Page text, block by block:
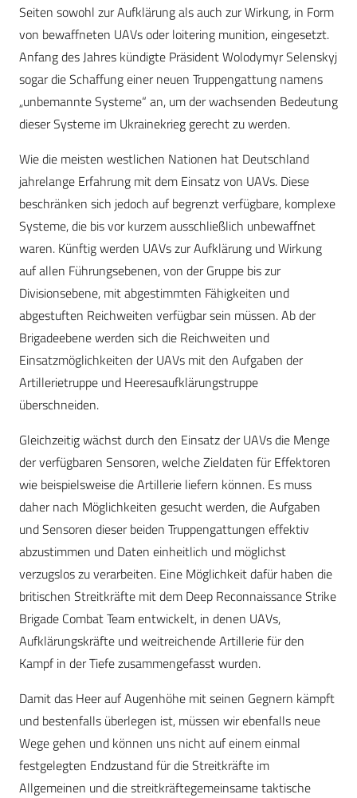
Seiten sowohl zur Aufklärung als auch zur Wirkung, in Form
von bewaffneten UAVs oder loitering munition, eingesetzt.
Anfang des Jahres kündigte Präsident Wolodymyr Selenskyj
sogar die Schaffung einer neuen Truppengattung namens
„unbemannte Systeme“ an, um der wachsenden Bedeutung
dieser Systeme im Ukrainekrieg gerecht zu werden.
Wie die meisten westlichen Nationen hat Deutschland
jahrelange Erfahrung mit dem Einsatz von UAVs. Diese
beschränken sich jedoch auf begrenzt verfügbare, komplexe
Systeme, die bis vor kurzem ausschließlich unbewaffnet
waren. Künftig werden UAVs zur Aufklärung und Wirkung
auf allen Führungsebenen, von der Gruppe bis zur
Divisionsebene, mit abgestimmten Fähigkeiten und
abgestuften Reichweiten verfügbar sein müssen. Ab der
Brigadeebene werden sich die Reichweiten und
Einsatzmöglichkeiten der UAVs mit den Aufgaben der
Artillerietruppe und Heeresaufklärungstruppe
überschneiden.
Gleichzeitig wächst durch den Einsatz der UAVs die Menge
der verfügbaren Sensoren, welche Zieldaten für Effektoren
wie beispielsweise die Artillerie liefern können. Es muss
daher nach Möglichkeiten gesucht werden, die Aufgaben
und Sensoren dieser beiden Truppengattungen effektiv
abzustimmen und Daten einheitlich und möglichst
verzugslos zu verarbeiten. Eine Möglichkeit dafür haben die
britischen Streitkräfte mit dem Deep Reconnaissance Strike
Brigade Combat Team entwickelt, in denen UAVs,
Aufklärungskräfte und weitreichende Artillerie für den
Kampf in der Tiefe zusammengefasst wurden.
Damit das Heer auf Augenhöhe mit seinen Gegnern kämpft
und bestenfalls überlegen ist, müssen wir ebenfalls neue
Wege gehen und können uns nicht auf einem einmal
festgelegten Endzustand für die Streitkräfte im
Allgemeinen und die streitkräftegemeinsame taktische